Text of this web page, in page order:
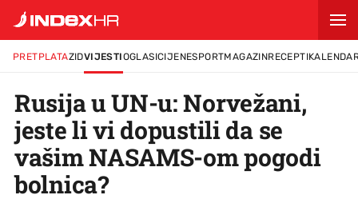
PRETPLATAZIDVIJESTIOGLASICIJENESPORTMAGAZINRECEPTI
Rusija u UN-u: Norvežani,
jeste li vi dopustili da se
vašim NASAMS-om pogodi
bolnica?